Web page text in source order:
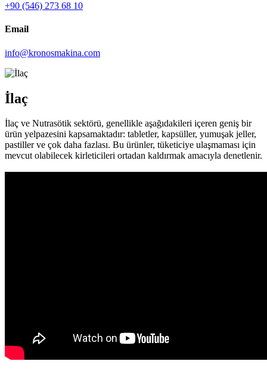
+90 (546) 273 68 10
Email
info@kronosmakina.com
İlaç
İlaç ve Nutrasötik sektörü, genellikle aşağıdakileri içeren geniş bir
ürün yelpazesini kapsamaktadır: tabletler, kapsüller, yumuşak jeller,
pastiller ve çok daha fazlası. Bu ürünler, tüketiciye ulaşmaması için
mevcut olabilecek kirleticileri ortadan kaldırmak amacıyla denetlenir.